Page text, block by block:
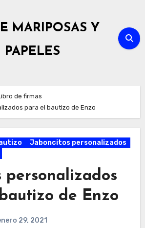
MARIPOSAS Y
PAPELES
de firmas
para el bautizo de Enzo
Jaboncitos personalizados
personalizados
de Enzo
29, 2021